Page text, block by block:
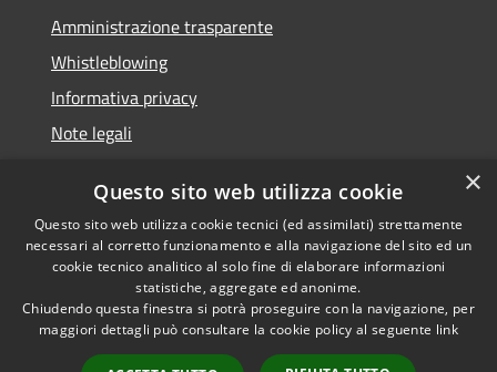
Amministrazione trasparente
Whistleblowing
Informativa privacy
Note legali
Segnalazioni di inaccessibilità
RSS
Accessibilità
Copyright © 2026 • Comune di
Finale Ligure • Powered by
×
Questo sito web utilizza cookie
Questo sito web utilizza cookie tecnici (ed assimilati) strettamente
necessari al corretto funzionamento e alla navigazione del sito ed un
cookie tecnico analitico al solo fine di elaborare informazioni
statistiche, aggregate ed anonime.
Chiudendo questa finestra si potrà proseguire con la navigazione, per
maggiori dettagli può consultare la cookie policy al seguente link